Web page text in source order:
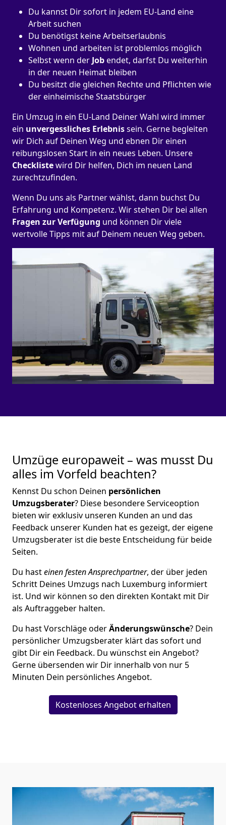
Du kannst Dir sofort in jedem EU-Land eine
Arbeit suchen
Du benötigst keine Arbeitserlaubnis
Wohnen und arbeiten ist problemlos möglich
Selbst wenn der Jobendet, darfst Du weiterhin
in der neuen Heimat bleiben
Du besitzt die gleichen Rechte und Pflichten wie
der einheimische Staatsbürger
Ein Umzug in ein EU-Land Deiner Wahl wird immer
ein unvergessliches Erlebnissein. Gerne begleiten
wir Dich auf Deinen Weg und ebnen Dir einen
reibungslosen Start in ein neues Leben. Unsere
Checklistewird Dir helfen, Dich im neuen Land
zurechtzufinden.
Wenn Du uns als Partner wählst, dann buchst Du
Erfahrung und Kompetenz. Wir stehen Dir bei allen
Fragen zur Verfügung und können Dir viele
wertvolle Tipps mit auf Deinem neuen Weg geben.
Umzüge europaweit – was musst Du
alles im Vorfeld beachten?
Kennst Du schon Deinen persönlichen
Umzugsberater? Diese besondere Serviceoption
bieten wir exklusiv unseren Kunden an und das
Feedback unserer Kunden hat es gezeigt, der eigene
Umzugsberater ist die beste Entscheidung für beide
Seiten.
Du hasteinen festen Ansprechpartner, der über jeden
Schritt Deines Umzugs nach Luxemburg informiert
ist. Und wir können so den direkten Kontakt mit Dir
als Auftraggeber halten.
Du hast Vorschläge oderÄnderungswünsche? Dein
persönlicher Umzugsberater klärt das sofort und
gibt Dir ein Feedback. Du wünschst ein Angebot?
Gerne übersenden wir Dir innerhalb von nur 5
Minuten Dein persönliches Angebot.
Kostenloses Angebot erhalten